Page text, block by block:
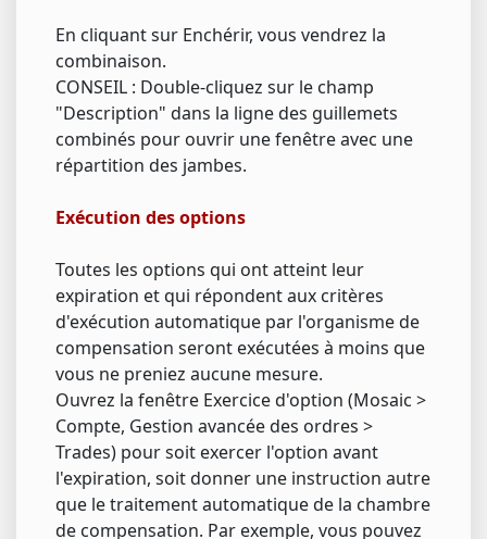
En cliquant sur Enchérir, vous vendrez la
combinaison.
CONSEIL : Double-cliquez sur le champ
"Description" dans la ligne des guillemets
combinés pour ouvrir une fenêtre avec une
répartition des jambes.
Exécution des options
Toutes les options qui ont atteint leur
expiration et qui répondent aux critères
d'exécution automatique par l'organisme de
compensation seront exécutées à moins que
vous ne preniez aucune mesure.
Ouvrez la fenêtre Exercice d'option (Mosaic >
Compte, Gestion avancée des ordres >
Trades) pour soit exercer l'option avant
l'expiration, soit donner une instruction autre
que le traitement automatique de la chambre
de compensation. Par exemple, vous pouvez